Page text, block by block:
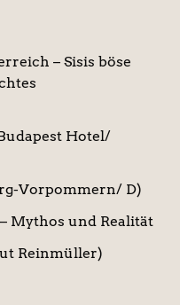
– Sisis böse
Hotel/
Vorpommern/ D)
Mythos und Realität
Reinmüller)